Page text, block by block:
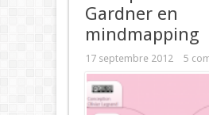
Gardner en
mindmapping
17 septembre 2012 5